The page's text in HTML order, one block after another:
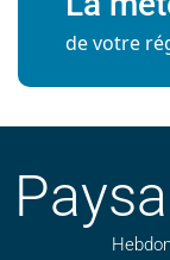
de votre